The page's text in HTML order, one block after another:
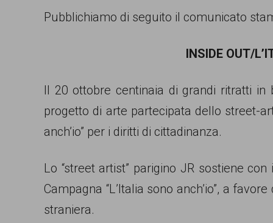
con
persone,
associazioni
movimenti
che
si
Pubblichiamo di seguito il comunicato
INSIDE OUT/
Il 20 ottobre centinaia di grandi ritratti
progetto di arte partecipata dello street-
anch’io” per i diritti di cittadinanza.
Lo “street artist” parigino JR sostiene
Campagna “L’Italia sono anch’io”, a
straniera.